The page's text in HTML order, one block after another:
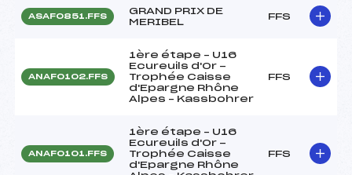
ASAF0851.FFS
GRAND PRIX DE
MERIBEL
FFS
ANAF0102.FFS
1ère étape – U16
Ecureuils d'Or -
Trophée Caisse
d'Epargne Rhône
Alpes – Kassbohrer
FFS
ANAF0101.FFS
1ère étape – U16
Ecureuils d'Or -
Trophée Caisse
d'Epargne Rhône
FFS